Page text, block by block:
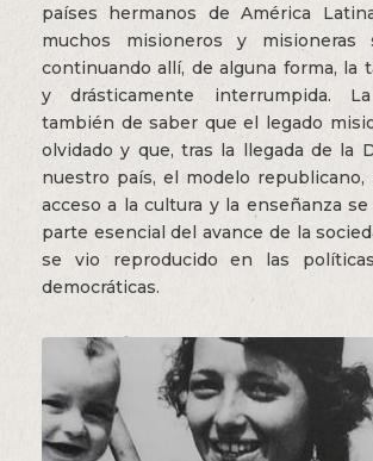
países hermanos de América
muchos misioneros y misioneras
continuando allí, de alguna forma, la
y drásticamente interrumpida.
también de saber que el legado
olvidado y que, tras la llegada de la
nuestro país, el modelo
acceso a la cultura y la enseñanza
parte esencial del avance de la
se vio reproducido en las
democráticas.